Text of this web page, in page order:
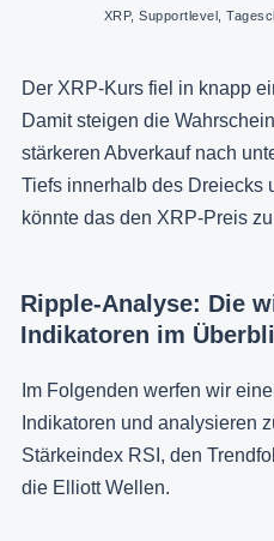
XRP, Supportlevel,
Der XRP-Kurs fiel in knapp
Damit steigen die
stärkeren Abverkauf nach
Tiefs innerhalb des Dreiecks
könnte das den XRP-Preis
Ripple-Analyse: Die
Indikatoren im
Im Folgenden werfen wir
Indikatoren und analysieren
Stärkeindex RSI, den
die Elliott Wellen.